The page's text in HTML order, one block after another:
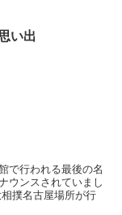
い出
で行われる最後の名
ウンスされていまし
撲名古屋場所が行